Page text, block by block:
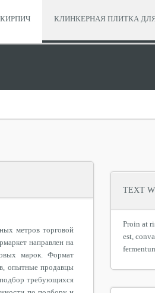
КЛИНКЕРНАЯ ПЛИТКА
метров торговой
направлен на
марок. Формат
опытные продавцы
требующихся
TEXT
Proin at
est,